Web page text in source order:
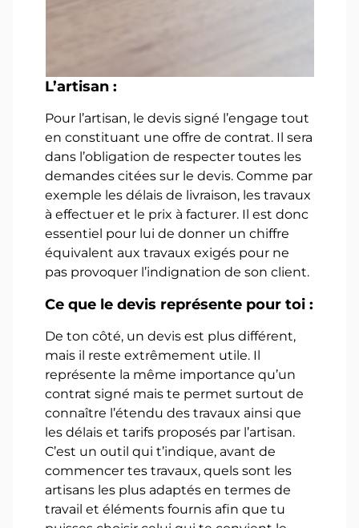
L’artisan :
Pour l’artisan, le devis signé l’engage tout
en constituant une offre de contrat. Il sera
dans l’obligation de respecter toutes les
demandes citées sur le devis. Comme par
exemple les délais de livraison, les travaux
à effectuer et le prix à facturer. Il est donc
essentiel pour lui de donner un chiffre
équivalent aux travaux exigés pour ne
pas provoquer l’indignation de son client.
Ce que le devis représente pour toi :
De ton côté, un devis est plus différent,
mais il reste extrêmement utile. Il
représente la même importance qu’un
contrat signé mais te permet surtout de
connaître l’étendu des travaux ainsi que
les délais et tarifs proposés par l’artisan.
C’est un outil qui t’indique, avant de
commencer tes travaux, quels sont les
artisans les plus adaptés en termes de
travail et éléments fournis afin que tu